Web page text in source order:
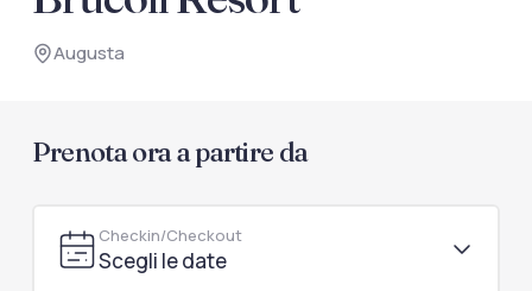
documenti di viaggio.
Augusta
Prenota ora a partire da
Checkin/Checkout
Scegli le date